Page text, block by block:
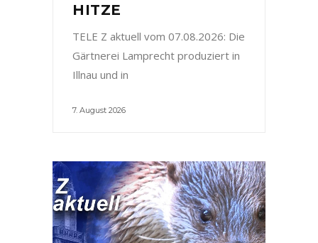
HITZE
TELE Z aktuell vom 07.08.2026: Die
Gärtnerei Lamprecht produziert in
Illnau und in
7. August 2026